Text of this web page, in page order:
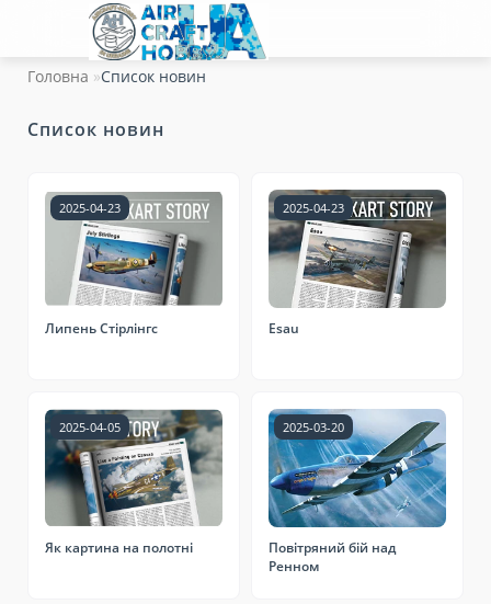
Головна Список новин
Список новин
2025-04-23
Липень Стірлінгс
2025-04-23
Esau
2025-04-05
Як картина на полотні
2025-03-20
Повітряний бій над
Ренном